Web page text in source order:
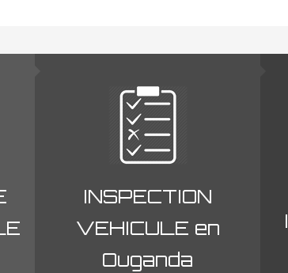
INSPECTION
VEHICULE en
Ouganda